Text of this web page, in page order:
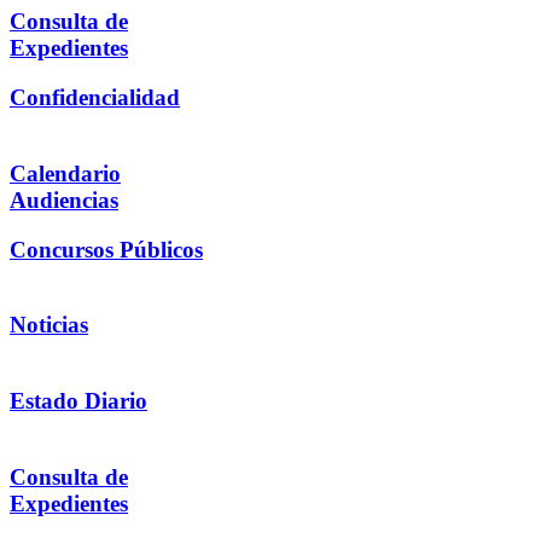
Consulta de
Expedientes
Confidencialidad
Calendario
Audiencias
Concursos Públicos
Noticias
Estado Diario
Consulta de
Expedientes